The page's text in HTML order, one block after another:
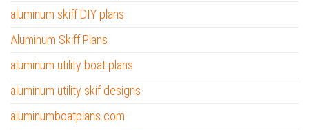
aluminum skiff DIY plans
Aluminum Skiff Plans
aluminum utility boat plans
aluminum utility skif designs
aluminumboatplans.com